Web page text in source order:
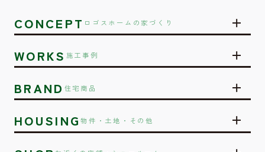
CONCEPT ロゴスホームの家づくり
WORKS 施工事例
BRAND 住宅商品
HOUSING物件・土地・その他